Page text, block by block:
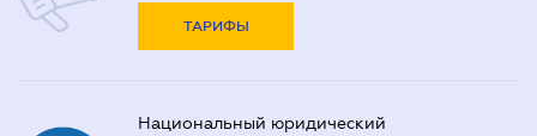
ТАРИФЫ
Национальный юридический